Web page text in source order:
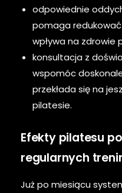
odpowiednie
pomaga
wpływa na zdrowie
konsultacja z
wspomóc
przekłada się na
pilatesie.
Efekty pilatesu
regularnych
Już po miesiącu